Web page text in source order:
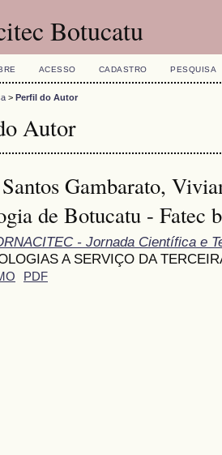
Botucatu
ACESSO CADASTRO PESQUISA
> Perfil do Autor
Autor
Gambarato,
de Botucatu - Fatec
- Jornada Científica e
A SERVIÇO DA
PDF